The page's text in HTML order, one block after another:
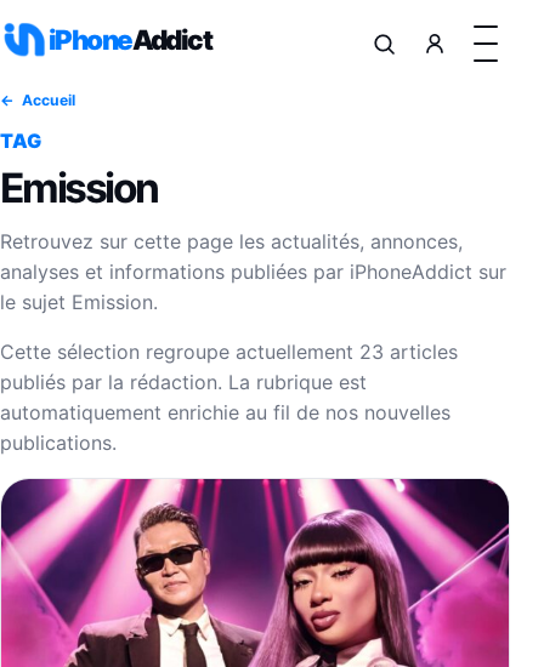
iPhoneAddict
Accueil
TAG
Emission
Retrouvez sur cette page les actualités, annonces,
analyses et informations publiées par iPhoneAddict sur
le sujet Emission.
Cette sélection regroupe actuellement 23 articles
publiés par la rédaction. La rubrique est
automatiquement enrichie au fil de nos nouvelles
publications.